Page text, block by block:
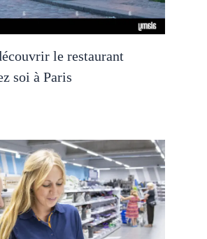
le restaurant
soi à Paris